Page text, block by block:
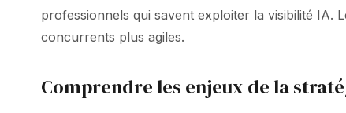
professionnels qui savent exploiter la visibilité IA.
concurrents plus agiles.
Comprendre les enjeux de la